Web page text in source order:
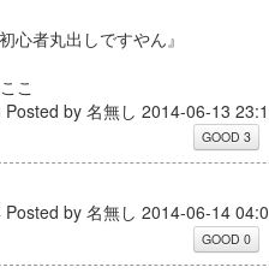
心者丸出しですやん』
こ
Posted by 名無し 2014-06-13
Posted by 名無し 2014-06-14